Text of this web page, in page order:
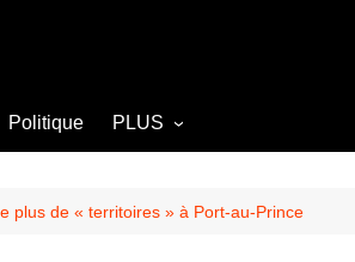
Politique PLUS
Culture
plus de « territoires » à Port-au-Prince